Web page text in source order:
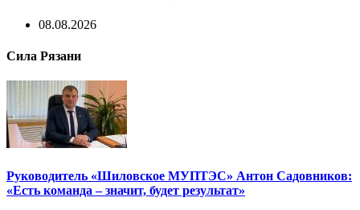
08.08.2026
Сила Рязани
Руководитель «Шиловское МУПТЭС» Антон Садовников:
«Есть команда – значит, будет результат»